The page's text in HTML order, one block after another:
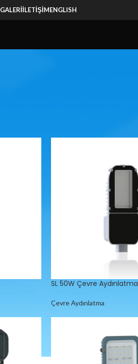
GALERIİLETIŞIMENGLISH
SL 50W Çevre Aydınlatma
Çevre Aydınlatma